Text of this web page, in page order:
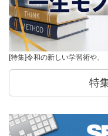
[特集]令和の新しい学習術や
特